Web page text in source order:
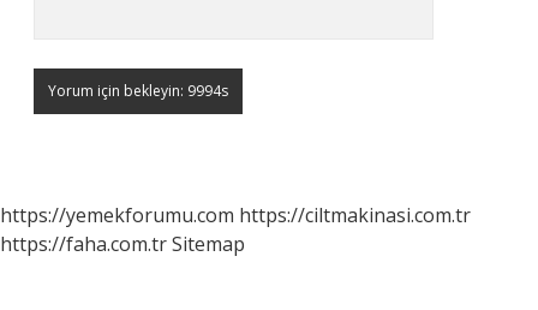
https://yemekforumu.com https://ciltmakinasi.com.tr
https://faha.com.trSitemap